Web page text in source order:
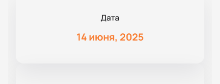
Дата
14 июня, 2025